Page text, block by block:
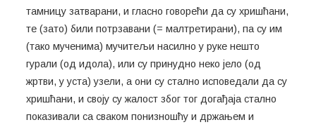
тамницу затварани, и гласно говорећи да су хришћани,
те (зато) били потрзавани (= малтретирани), па су им
(тако мученима) мучитељи насилно у руке нешто
гурали (од идола), или су принудно неко јело (од
жртви, у уста) узели, а они су стално исповедали да су
хришћани, и своју су жалост због тог догађаја стално
показивали са сваком понизношћу и држањем и